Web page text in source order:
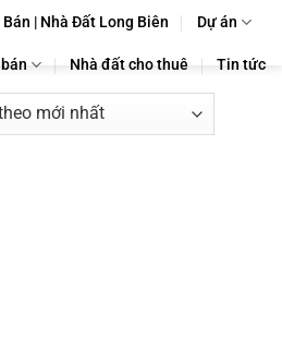
Bán | Nhà Đất Long Biên Dự án
Nhà đất cho thuê Tin tức